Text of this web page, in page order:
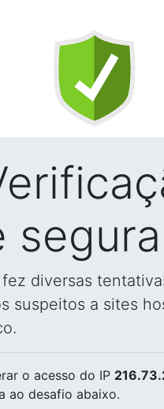
fez diversas
suspeitos a sites
o acesso do IP
ao desafio abaixo.